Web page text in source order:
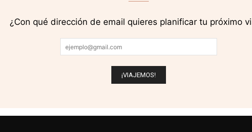
¿Con qué dirección de email quieres planificar tu próximo